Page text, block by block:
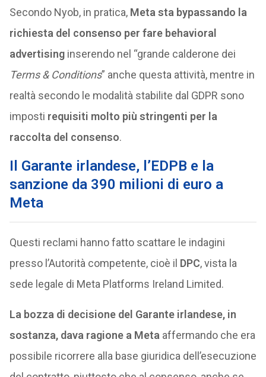
Secondo Nyob, in pratica, Meta sta bypassando la
richiesta del consenso per fare behavioral
advertisinginserendo nel “grande calderone dei
Terms & Conditions” anche questa attività, mentre in
realtà secondo le modalità stabilite dal GDPR sono
imposti requisiti molto più stringenti per la
raccolta del consenso.
Il Garante irlandese, l’EDPB e la
sanzione da 390 milioni di euro a
Meta
Questi reclami hanno fatto scattare le indagini
presso l’Autorità competente, cioè il DPC, vista la
sede legale di Meta Platforms Ireland Limited.
La bozza di decisione del Garante irlandese, in
sostanza, dava ragione a Metaaffermando che era
possibile ricorrere alla base giuridica dell’esecuzione